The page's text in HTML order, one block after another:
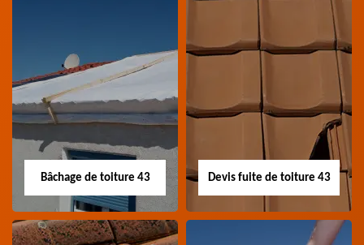
Nettoyage panneau
photovoltaïque 43
Professionnel en
nettoyage panneau
photovoltaïque 43
Devis pose de
gouttière 43
Devis pose de gouttière
43 Haute-Loire
Bâchage de toiture 43 Devis fuite de toiture 43